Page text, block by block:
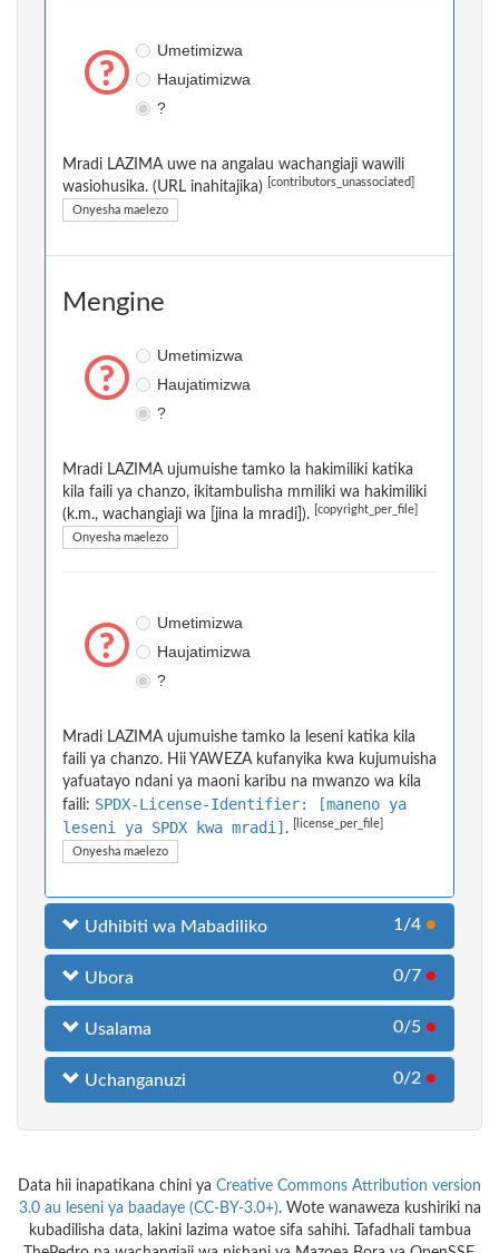
Umetimizwa
Haujatimizwa
?
Mradi LAZIMA uwe na angalau wachangiaji wawili
wasiohusika. (URL inahitajika)
[contributors_unassociated]
Onyesha maelezo
Mengine
Umetimizwa
Haujatimizwa
?
Mradi LAZIMA ujumuishe tamko la hakimiliki katika
kila faili ya chanzo, ikitambulisha mmiliki wa hakimiliki
(k.m., wachangiaji wa [jina la mradi]).
[copyright_per_file]
Onyesha maelezo
Umetimizwa
Haujatimizwa
?
Mradi LAZIMA ujumuishe tamko la leseni katika kila
faili ya chanzo. Hii YAWEZA kufanyika kwa kujumuisha
yafuatayo ndani ya maoni karibu na mwanzo wa kila
faili: SPDX-License-Identifier: [maneno ya
leseni ya SPDX kwa mradi] . [license_per_file]
Onyesha maelezo
Udhibiti wa Mabadiliko 1/4 ●
Ubora 0/7 ●
Usalama 0/5 ●
Uchanganuzi 0/2 ●
Data hii inapatikana chini ya Creative Commons Attribution version
3.0 au leseni ya baadaye (CC-BY-3.0+). Wote wanaweza kushiriki na
kubadilisha data, lakini lazima watoe sifa sahihi. Tafadhali tambua